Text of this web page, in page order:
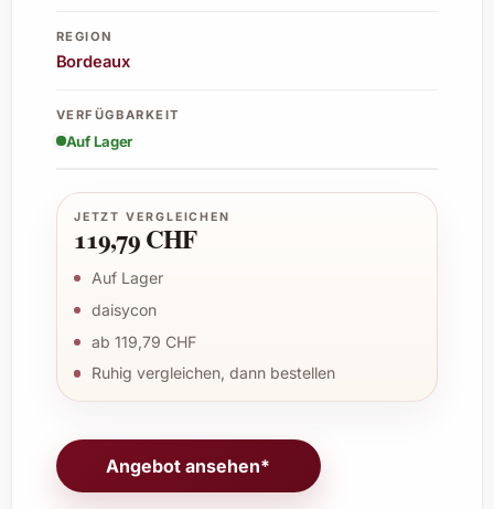
REGION
Bordeaux
VERFÜGBARKEIT
Auf Lager
JETZT VERGLEICHEN
119,79 CHF
Auf Lager
daisycon
ab 119,79 CHF
Ruhig vergleichen, dann bestellen
Angebot ansehen*